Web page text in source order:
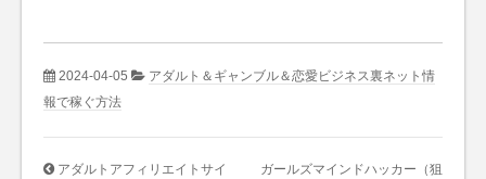
2024-04-05
アダルト＆ギャンブル＆恋愛ビジネス裏ネット情
報で稼ぐ方法
アダルトアフィリエイトサイ
ガールズマインドハッカー（狙